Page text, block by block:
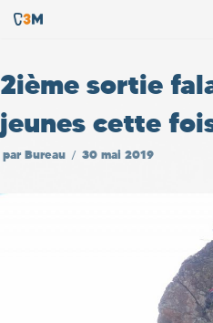
au
contenu
2ième sortie
jeunes cette
par Bureau 30 mai 2019